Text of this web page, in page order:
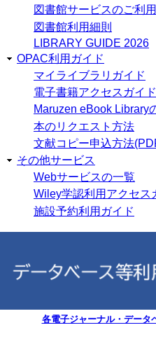
図書館サービスのご利
図書館利用細則
LIBRARY GUIDE 2026
OPAC利用ガイド
マイライブラリガイド
電子書籍アクセスガイド
Maruzen eBook Library
本のリクエスト方法
文献コピー申込方法
その他サービス
Webサービスの一覧
Wiley学認利用アクセス
施設予約利用ガイド
各電子ジャーナル・データ